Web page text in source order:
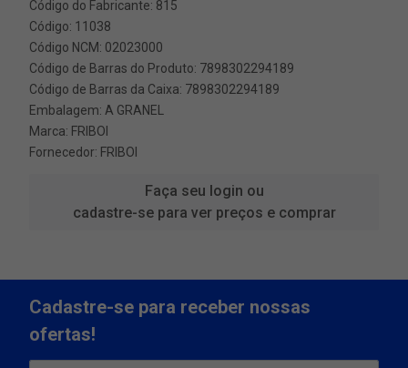
Código do Fabricante: 815
Código: 11038
Código NCM: 02023000
Código de Barras do Produto: 7898302294189
Código de Barras da Caixa: 7898302294189
Embalagem: A GRANEL
Marca: FRIBOI
Fornecedor: FRIBOI
Faça seu login ou
cadastre-se para ver preços e comprar
Cadastre-se para receber nossas
ofertas!